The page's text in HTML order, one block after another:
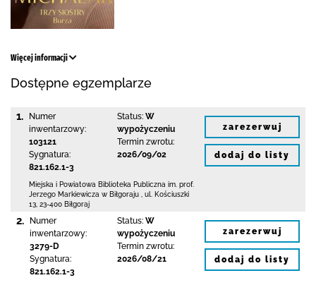
Więcej informacji
Dostępne egzemplarze
1.
Numer
inwentarzowy:
103121
Sygnatura:
821.162.1-3
Status: W
wypożyczeniu
Termin zwrotu:
2026/09/02
Miejska i Powiatowa Biblioteka Publiczna im. prof.
Jerzego Markiewicza w Biłgoraju
ul. Kościuszki
13 23-400 Biłgoraj
zarezerwuj
dodaj do listy
2.
Numer
inwentarzowy:
3279-D
Sygnatura:
821.162.1-3
Status: W
wypożyczeniu
Termin zwrotu:
2026/08/21
zarezerwuj
dodaj do listy